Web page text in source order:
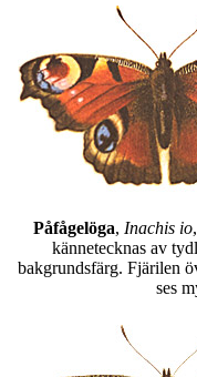
Påfågelöga, Inachis io
kännetecknas av
bakgrundsfärg. Fjärilen
ses